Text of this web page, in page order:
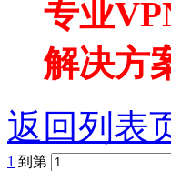
专业
解决方
返回列表
1 到第